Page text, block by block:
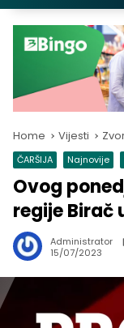
Home Vijesti
ČARŠIJA Najnovije
Ovog
regije Birač
Administrator
15/07/2023